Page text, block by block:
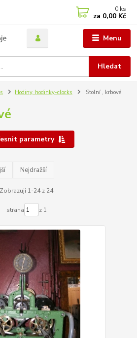
Menu
Hledat
0 ks
za 0,00 Kč
Hodiny, hodinky-clocks Stolní , krbové
parametry
Nejdražší
Zobrazuji 1-24 z 24
strana z 1